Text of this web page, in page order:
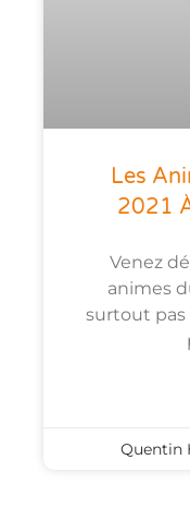
Les
2021
Venez
animes
surtout pas
Quentin